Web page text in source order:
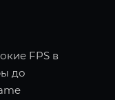
FPS в
до